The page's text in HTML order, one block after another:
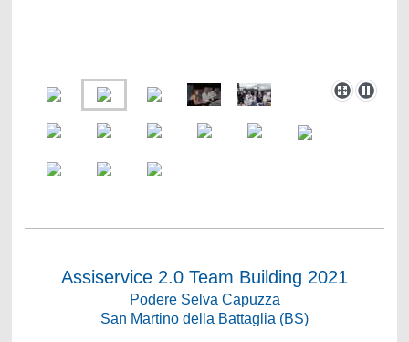
Assiservice 2.0 Team Building 2021
Podere Selva Capuzza
San Martino della Battaglia (BS)